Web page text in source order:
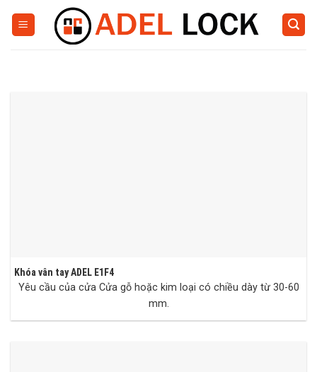
Khóa vân tay ADEL E1F4
Yêu cầu của cửa Cửa gỗ hoặc kim loại có chiều dày từ 30-60
mm.